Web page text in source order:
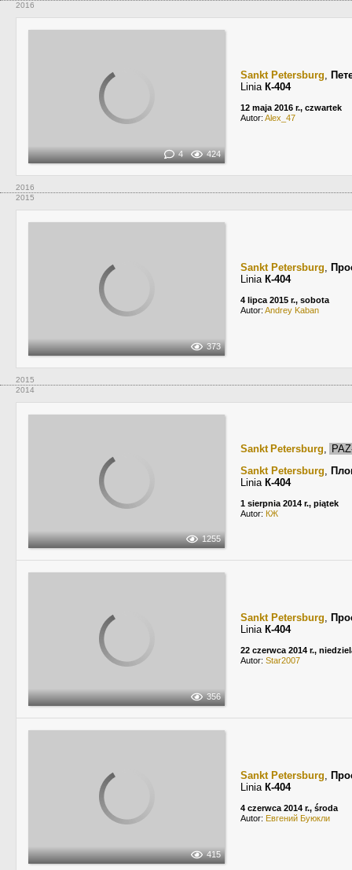
2016
4 424
Sankt Petersburg,
Linia К-404
12 maja 2016 r., czwartek
Autor: Alex_47
2016
2015
373
Sankt Petersburg,
Linia К-404
4 lipca 2015 r., sobota
Autor: Andrey Kaban
2015
2014
1255
Sankt Petersburg,
Sankt Petersburg,
Linia К-404
1 sierpnia 2014 r., piątek
Autor: КЖ
356
Sankt Petersburg,
Linia К-404
22 czerwca 2014 r.,
Autor: Star2007
415
Sankt Petersburg,
Linia К-404
4 czerwca 2014 r., środa
Autor: Евгений Буюкли